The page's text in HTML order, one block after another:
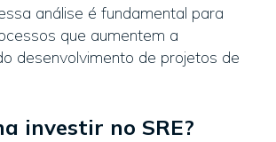
análise é fundamental para
que aumentem a
desenvolvimento de projetos de
investir no SRE?